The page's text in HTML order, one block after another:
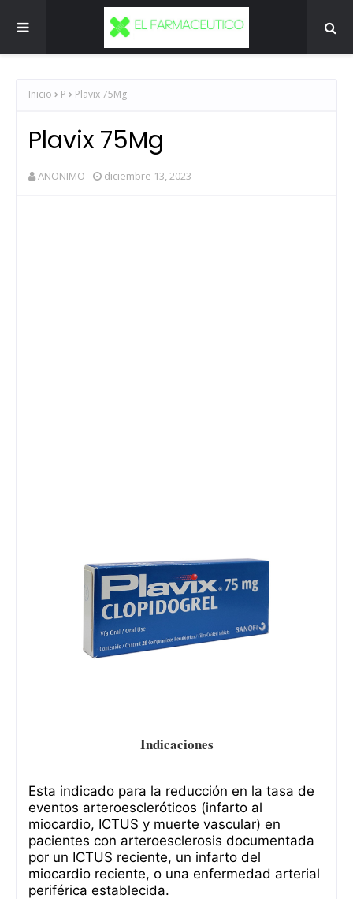
Inicio P Plavix 75Mg
Plavix 75Mg
ANONIMO diciembre 13, 2023
Indicaciones
Esta indicado para la reducción en la tasa de
eventos arteroescleróticos (infarto al
miocardio, ICTUS y muerte vascular) en
pacientes con arteroesclerosis documentada
por un ICTUS reciente, un infarto del
miocardio reciente, o una enfermedad arterial
periférica establecida.